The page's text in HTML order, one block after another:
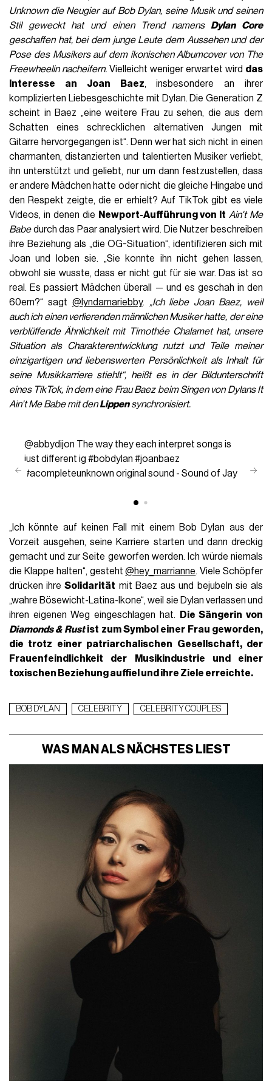
Unknowndie Neugier auf Bob Dylan, seine Musik und seinen
Stil geweckt hat und einen Trend namens Dylan Core
geschaffen hat, bei dem junge Leute dem Aussehen und der
Pose des Musikers auf dem ikonischen Albumcover von The
Freewheelin nacheifern. Vielleicht weniger erwartet wird das
Interesse an Joan Baez, insbesondere an ihrer
komplizierten Liebesgeschichte mit Dylan. Die Generation Z
scheint in Baez „eine weitere Frau zu sehen, die aus dem
Schatten eines schrecklichen alternativen Jungen mit
Gitarre hervorgegangen ist“. Denn wer hat sich nicht in einen
charmanten, distanzierten und talentierten Musiker verliebt,
ihn unterstützt und geliebt, nur um dann festzustellen, dass
er andere Mädchen hatte oder nicht die gleiche Hingabe und
den Respekt zeigte, die er erhielt? Auf TikTok gibt es viele
Videos, in denen die Newport-Aufführung von It Ain't Me
Babedurch das Paar analysiert wird. Die Nutzer beschreiben
ihre Beziehung als „die OG-Situation“, identifizieren sich mit
Joan und loben sie. „Sie konnte ihn nicht gehen lassen,
obwohl sie wusste, dass er nicht gut für sie war. Das ist so
real. Es passiert Mädchen überall — und es geschah in den
60ern?“ sagt @lyndamariebby. „Ich liebe Joan Baez, weil
auch ich einen verlierenden männlichen Musiker hatte, der eine
verblüffende Ähnlichkeit mit Timothée Chalamet hat, unsere
Situation als Charakterentwicklung nutzt und Teile meiner
einzigartigen und liebenswerten Persönlichkeit als Inhalt für
seine Musikkarriere stiehlt“, heißt es in der Bildunterschrift
eines TikTok, in dem eine Frau Baez beim Singen von Dylans It
Ain't Me Babe mit denLippensynchronisiert.
@abbydijon The way they each interpret songs is
just different ig #bobdylan #joanbaez
#acompleteunknown original sound - Sound of Jay
„Ich könnte auf keinen Fall mit einem Bob Dylan aus der
Vorzeit ausgehen, seine Karriere starten und dann dreckig
gemacht und zur Seite geworfen werden. Ich würde niemals
die Klappe halten“, gesteht@hey_marrianne. Viele Schöpfer
drücken ihreSolidarität mit Baez aus und bejubeln sie als
„wahre Bösewicht-Latina-Ikone“, weil sie Dylan verlassen und
ihren eigenen Weg eingeschlagen hat.
Die Sängerin von
Diamonds & Rustist zum Symbol einer Frau geworden,
die trotz einer patriarchalischen Gesellschaft, der
Frauenfeindlichkeit der Musikindustrie und einer
toxischen Beziehung auffiel und ihre Ziele erreichte.
BOB DYLAN CELEBRITY CELEBRITY COUPLES
WAS MAN ALS NÄCHSTES LIEST